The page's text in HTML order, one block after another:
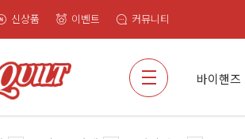
신상품 이벤트 커뮤니티
바이핸즈